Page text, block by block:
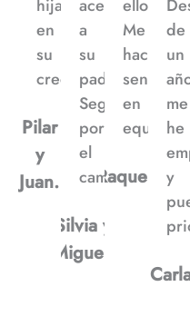
hijas
en
su
crecimiento”
Pilar
y
Juan.
acercarse
a
su
padre.
Seguimos
por
el
camino”
Silvia y
Miguel.
ello.
Me
hace
sentirme
en
equilibrio”
Raquel.
de
un
me
he
y